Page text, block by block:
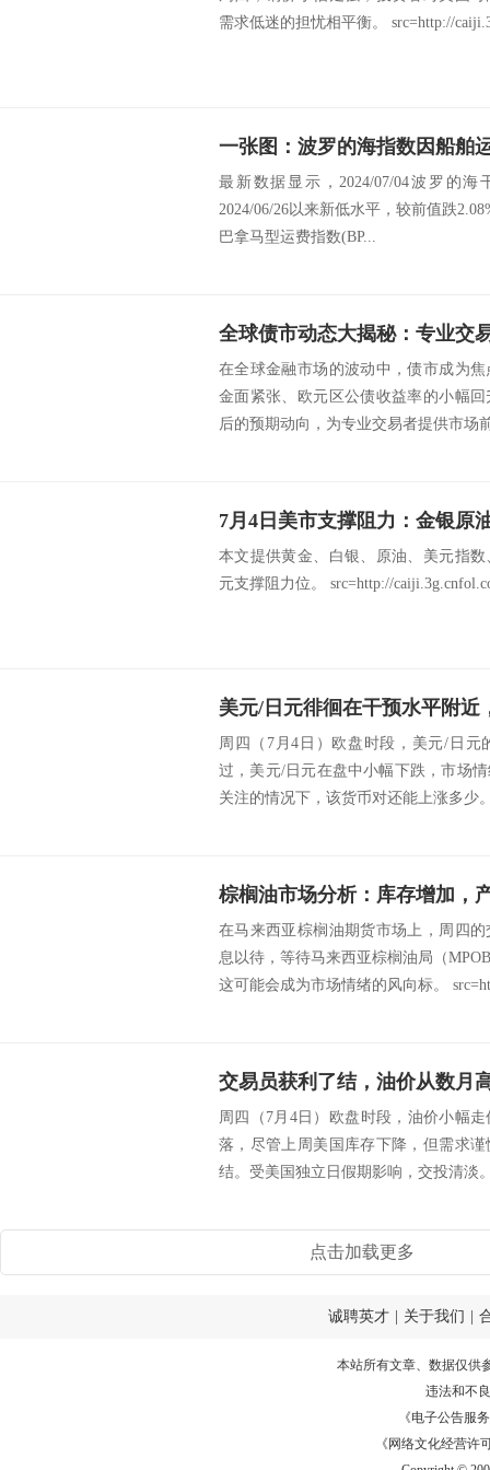
需求低迷的担忧相平衡。 src=http://
一张图：波罗的海指数因船舶
最新数据显示，2024/07/04波罗的
2024/06/26以来新低水平，较前值跌
巴拿马型运费指数(BP...
在全球金融市场的波动中，债市成为
金面紧张、欧元区公债收益率的小幅
后的预期动向，为专业交易者提供市场
7月4日美市支撑阻力：金银原
本文提供黄金、白银、原油、美元指
元支撑阻力位。 src=http://
美元/日元徘徊在干预水平附近
周四（7月4日）欧盘时段，美元/日元
过，美元/日元在盘中小幅下跌，市场
关注的情况下，该货币对还能上涨多少
在马来西亚棕榈油期货市场上，周四
息以待，等待马来西亚棕榈油局（
这可能会成为市场情绪的风向标。
周四（7月4日）欧盘时段，油价小幅
落，尽管上周美国库存下降，但需求
结。受美国独立日假期影响，交投清淡
点击加载更多
诚聘英才 关于我们
本站所有文章、数据仅供
违法和不
《电子公告服务
《网络文化经营许